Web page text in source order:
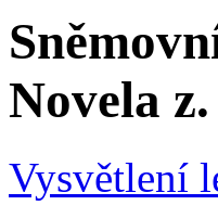
Novela
Vysvětlení